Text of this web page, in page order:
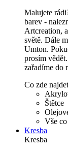
Malujete
barev -
Artcreation,
světě. Dále
Umton.
prosím
zařadíme do
Co zde
Štětce
Vše
Kresba
Kresba